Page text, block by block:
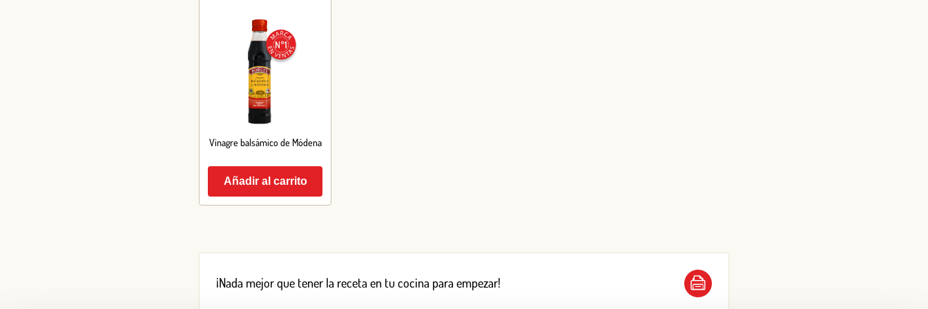
Vinagre balsámico de Módena
Añadir al carrito
¡Nada mejor que tener la receta en tu cocina para empezar!